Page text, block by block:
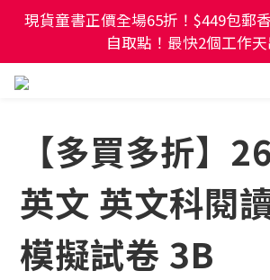
現貨童書正價全場65折！$449包郵
自取點！最快2個工作
現貨童書正價全場65折！$449包郵
自取點！最快2個工作
幼稚園及小學試卷/練習📚任選3
現貨童書正價全場65折！$449包郵
自取點！最快2個工作
【多買多折】
英文 英文科閱
模擬試卷 3B